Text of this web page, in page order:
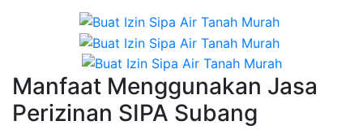
Manfaat Menggunakan Jasa
Perizinan SIPA Subang